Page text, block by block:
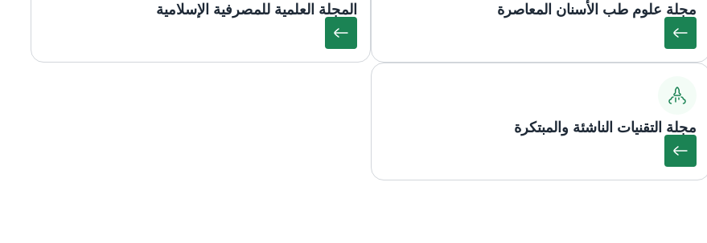
مجلة علوم طب الأسنان المعاصرة المجلة العلمية للمصرفية الإسلامية
مجلة التقنيات الناشئة والمبتكرة